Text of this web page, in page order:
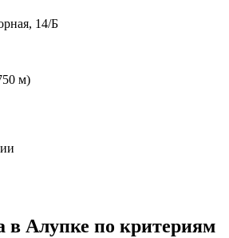
14/Б
м)
в Алупке по критериям